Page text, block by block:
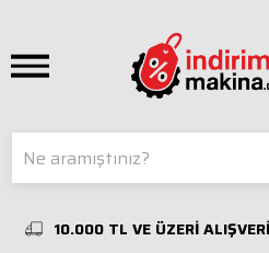
10.000 TL VE ÜZERİ